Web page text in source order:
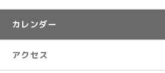
カレンダー
アクセス